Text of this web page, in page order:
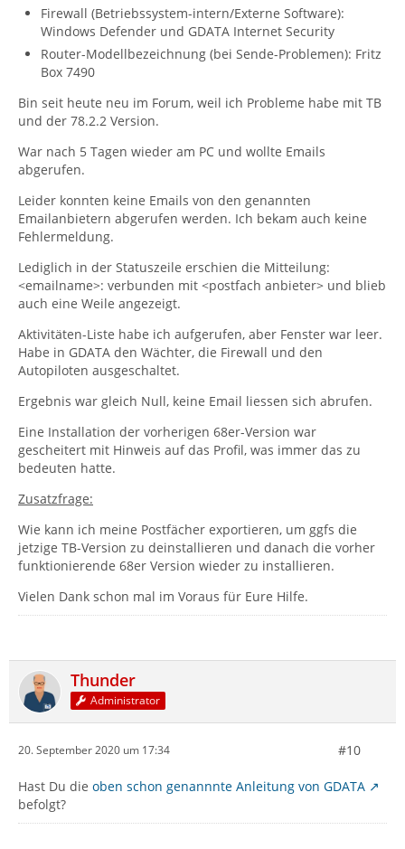
Firewall (Betriebssystem-intern/Externe Software):
Windows Defender und GDATA Internet Security
Router-Modellbezeichnung (bei Sende-Problemen): Fritz
Box 7490
Bin seit heute neu im Forum, weil ich Probleme habe mit TB
und der 78.2.2 Version.
War nach 5 Tagen wieder am PC und wollte Emails
abgerufen.
Leider konnten keine Emails von den genannten
Emailanbietern abgerufen werden. Ich bekam auch keine
Fehlermeldung.
Lediglich in der Statuszeile erschien die Mitteilung:
<emailname>: verbunden mit <postfach anbieter> und blieb
auch eine Weile angezeigt.
Aktivitäten-Liste habe ich aufgerufen, aber Fenster war leer.
Habe in GDATA den Wächter, die Firewall und den
Autopiloten ausgeschaltet.
Ergebnis war gleich Null, keine Email liessen sich abrufen.
Eine Installation der vorherigen 68er-Version war
gescheitert mit Hinweis auf das Profil, was immer das zu
bedeuten hatte.
Zusatzfrage:
Wie kann ich meine Postfächer exportieren, um ggfs die
jetzige TB-Version zu deinstallieren und danach die vorher
funktionierende 68er Version wieder zu installieren.
Vielen Dank schon mal im Voraus für Eure Hilfe.
Thunder
Administrator
20. September 2020 um 17:34 #10
Hast Du die oben schon genannnte Anleitung von GDATA
befolgt?